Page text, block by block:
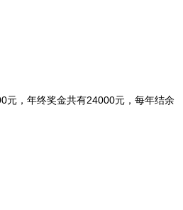
，年终奖金共有24000元，每年结余